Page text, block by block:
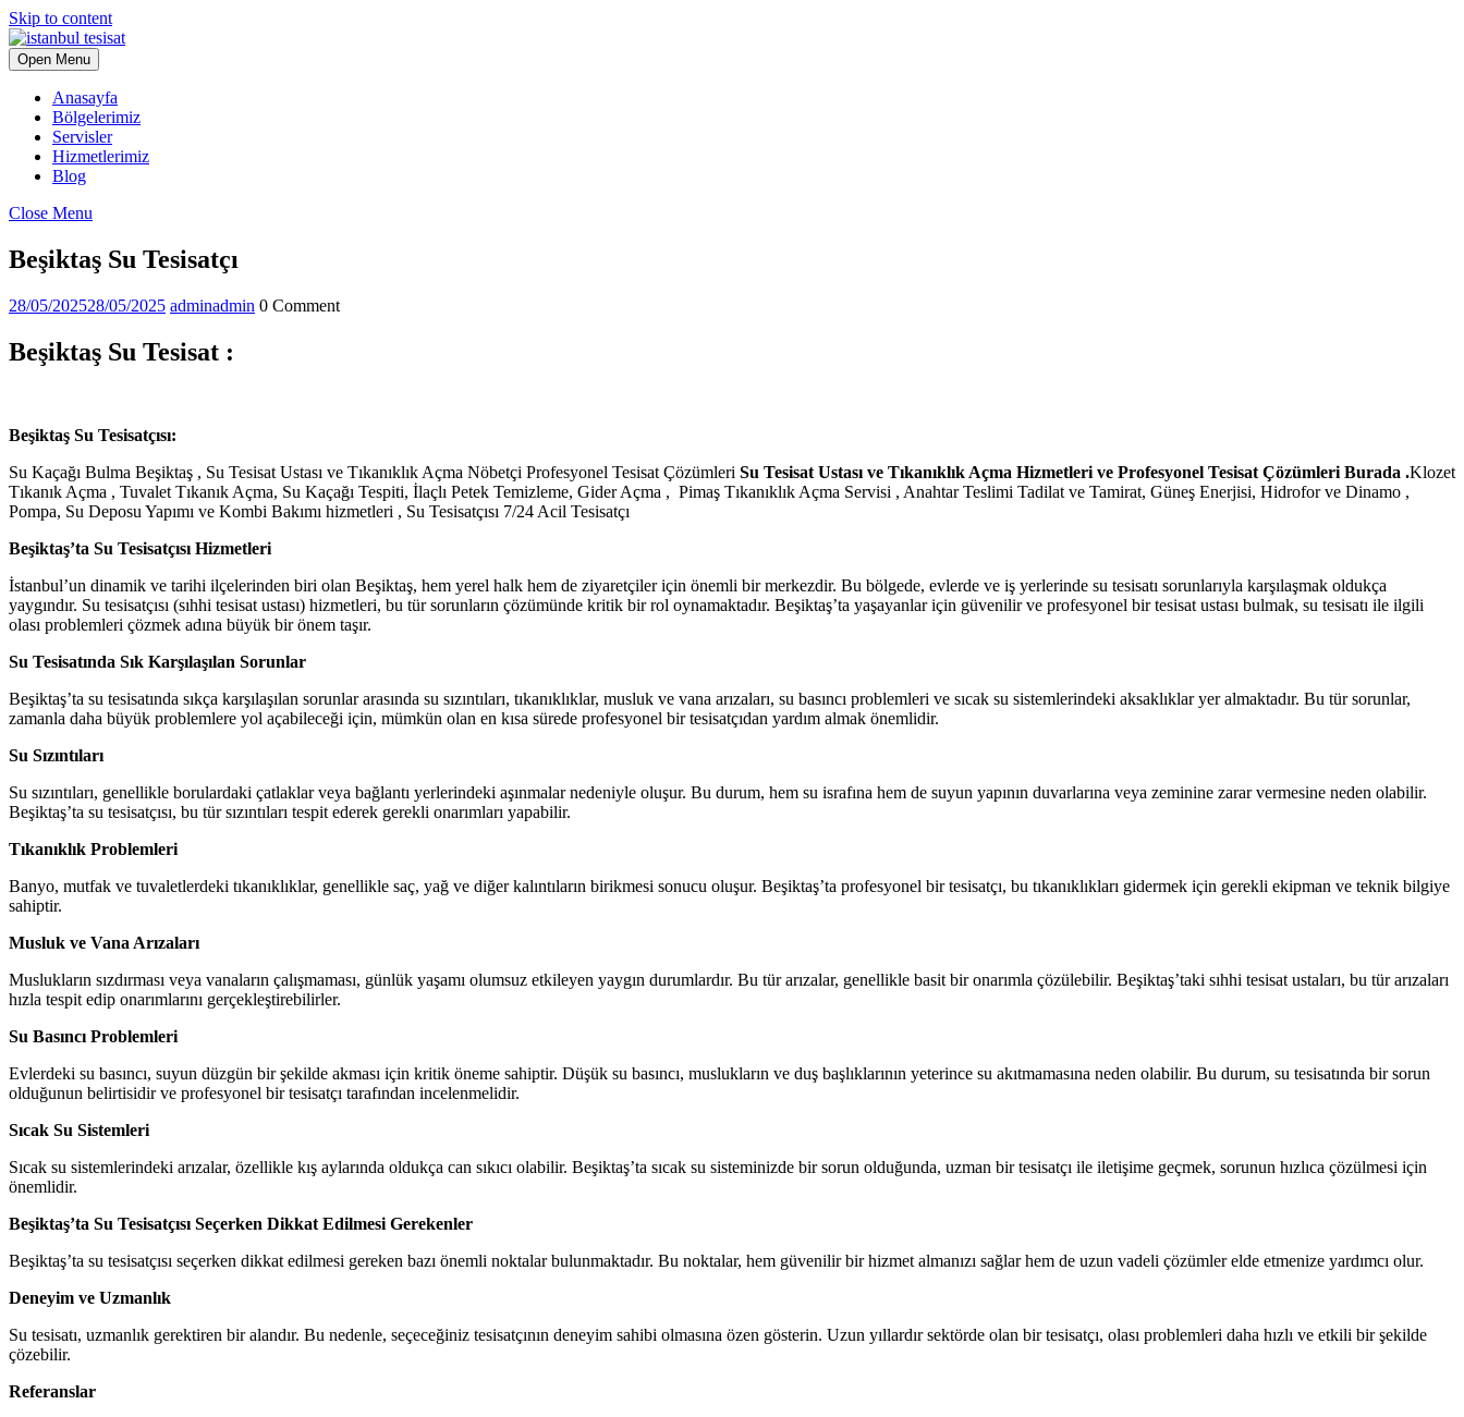
Skip to content
Open Menu
Anasayfa
Bölgelerimiz
Servisler
Hizmetlerimiz
Blog
Close Menu
Beşiktaş Su Tesisatçı
28/05/202528/05/2025 adminadmin 0 Comment
Beşiktaş Su Tesisat :
Beşiktaş Su Tesisatçısı:
Su Kaçağı Bulma Beşiktaş , Su Tesisat Ustası ve Tıkanıklık Açma Nöbetçi Profesyonel Tesisat Çözümleri Su Tesisat Ustası ve Tıkanıklık Açma Hizmetleri ve Profesyonel Tesisat Çözümleri Burada .Klozet
Tıkanık Açma , Tuvalet Tıkanık Açma, Su Kaçağı Tespiti, İlaçlı Petek Temizleme, Gider Açma , Pimaş Tıkanıklık Açma Servisi , Anahtar Teslimi Tadilat ve Tamirat, Güneş Enerjisi, Hidrofor ve Dinamo ,
Pompa, Su Deposu Yapımı ve Kombi Bakımı hizmetleri , Su Tesisatçısı 7/24 Acil Tesisatçı
Beşiktaş’ta Su Tesisatçısı Hizmetleri
İstanbul’un dinamik ve tarihi ilçelerinden biri olan Beşiktaş, hem yerel halk hem de ziyaretçiler için önemli bir merkezdir. Bu bölgede, evlerde ve iş yerlerinde su tesisatı sorunlarıyla karşılaşmak oldukça
yaygındır. Su tesisatçısı (sıhhi tesisat ustası) hizmetleri, bu tür sorunların çözümünde kritik bir rol oynamaktadır. Beşiktaş’ta yaşayanlar için güvenilir ve profesyonel bir tesisat ustası bulmak, su tesisatı ile ilgili
olası problemleri çözmek adına büyük bir önem taşır.
Su Tesisatında Sık Karşılaşılan Sorunlar
Beşiktaş’ta su tesisatında sıkça karşılaşılan sorunlar arasında su sızıntıları, tıkanıklıklar, musluk ve vana arızaları, su basıncı problemleri ve sıcak su sistemlerindeki aksaklıklar yer almaktadır. Bu tür sorunlar,
zamanla daha büyük problemlere yol açabileceği için, mümkün olan en kısa sürede profesyonel bir tesisatçıdan yardım almak önemlidir.
Su Sızıntıları
Su sızıntıları, genellikle borulardaki çatlaklar veya bağlantı yerlerindeki aşınmalar nedeniyle oluşur. Bu durum, hem su israfına hem de suyun yapının duvarlarına veya zeminine zarar vermesine neden olabilir.
Beşiktaş’ta su tesisatçısı, bu tür sızıntıları tespit ederek gerekli onarımları yapabilir.
Tıkanıklık Problemleri
Banyo, mutfak ve tuvaletlerdeki tıkanıklıklar, genellikle saç, yağ ve diğer kalıntıların birikmesi sonucu oluşur. Beşiktaş’ta profesyonel bir tesisatçı, bu tıkanıklıkları gidermek için gerekli ekipman ve teknik bilgiye
sahiptir.
Musluk ve Vana Arızaları
Muslukların sızdırması veya vanaların çalışmaması, günlük yaşamı olumsuz etkileyen yaygın durumlardır. Bu tür arızalar, genellikle basit bir onarımla çözülebilir. Beşiktaş’taki sıhhi tesisat ustaları, bu tür arızaları
hızla tespit edip onarımlarını gerçekleştirebilirler.
Su Basıncı Problemleri
Evlerdeki su basıncı, suyun düzgün bir şekilde akması için kritik öneme sahiptir. Düşük su basıncı, muslukların ve duş başlıklarının yeterince su akıtmamasına neden olabilir. Bu durum, su tesisatında bir sorun
olduğunun belirtisidir ve profesyonel bir tesisatçı tarafından incelenmelidir.
Sıcak Su Sistemleri
Sıcak su sistemlerindeki arızalar, özellikle kış aylarında oldukça can sıkıcı olabilir. Beşiktaş’ta sıcak su sisteminizde bir sorun olduğunda, uzman bir tesisatçı ile iletişime geçmek, sorunun hızlıca çözülmesi için
önemlidir.
Beşiktaş’ta Su Tesisatçısı Seçerken Dikkat Edilmesi Gerekenler
Beşiktaş’ta su tesisatçısı seçerken dikkat edilmesi gereken bazı önemli noktalar bulunmaktadır. Bu noktalar, hem güvenilir bir hizmet almanızı sağlar hem de uzun vadeli çözümler elde etmenize yardımcı olur.
Deneyim ve Uzmanlık
Su tesisatı, uzmanlık gerektiren bir alandır. Bu nedenle, seçeceğiniz tesisatçının deneyim sahibi olmasına özen gösterin. Uzun yıllardır sektörde olan bir tesisatçı, olası problemleri daha hızlı ve etkili bir şekilde
çözebilir.
Referanslar